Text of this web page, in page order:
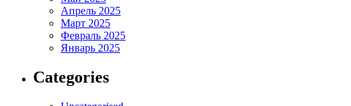
Апрель 2025
Март 2025
Февраль 2025
Январь 2025
Categories